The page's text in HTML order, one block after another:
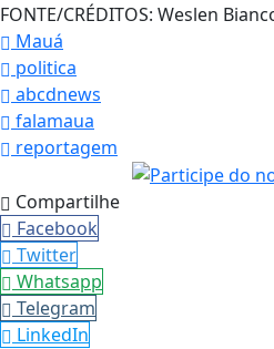
FONTE/CRÉDITOS: Weslen
Mauá
politica
abcdnews
falamaua
reportagem
Compartilhe
Facebook
Twitter
Whatsapp
Telegram
LinkedIn